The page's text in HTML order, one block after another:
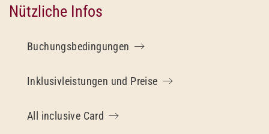
Nützliche Infos
Buchungsbedingungen
Inklusivleistungen und Preise
All inclusive Card